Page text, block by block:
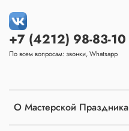
О Мастерской Праздника
+7 (4212) 98-83-10
По всем вопросам: звонки, Whatsapp